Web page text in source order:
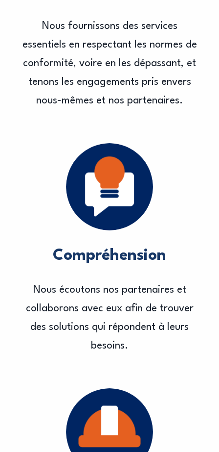
Nous fournissons des services
essentiels en respectant les normes de
conformité, voire en les dépassant, et
tenons les engagements pris envers
nous-mêmes et nos partenaires.
Compréhension
Nous écoutons nos partenaires et
collaborons avec eux afin de trouver
des solutions qui répondent à leurs
besoins.